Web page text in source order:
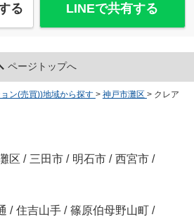
る LINEで共有する
ページトップへ
ン(売買))地域から探す > 神戸市灘区 > クレア
区 / 三田市 / 明石市 / 西宮市 /
/ 住吉山手 / 篠原伯母野山町 /